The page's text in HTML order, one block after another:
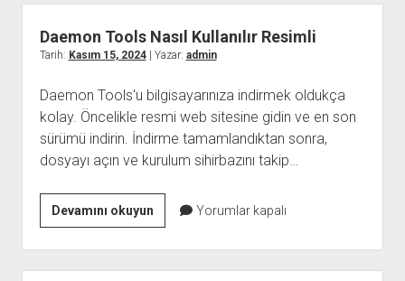
Nasıl
Kullanılır
Daemon Tools Nasıl Kullanılır Resimli
Tarih: Kasım 15, 2024| Yazar: admin
Daemon Tools'u bilgisayarınıza indirmek oldukça
kolay. Öncelikle resmi web sitesine gidin ve en son
sürümü indirin. İndirme tamamlandıktan sonra,
dosyayı açın ve kurulum sihirbazını takip…
Devamını okuyunDaemon
Tools
Nasıl
Kullanılır
Yorumlar kapalı